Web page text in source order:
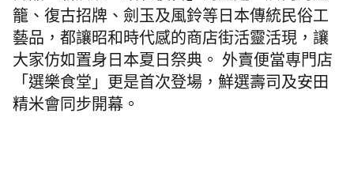
籠、復古招牌、劍玉及風鈴等日本傳統民俗工
藝品，都讓昭和時代感的商店街活靈活現，讓
大家仿如置身日本夏日祭典。 外賣便當専門店
「選樂食堂」更是首次登場，鮮選壽司及安田
精米會同步開幕。